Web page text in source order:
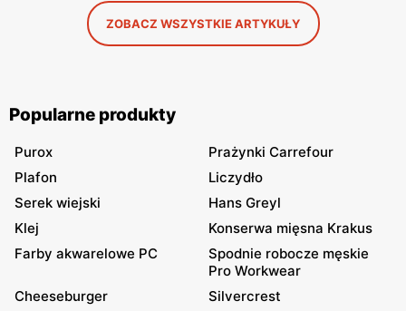
ZOBACZ WSZYSTKIE ARTYKUŁY
Popularne produkty
Purox
Prażynki Carrefour
Plafon
Liczydło
Serek wiejski
Hans Greyl
Klej
Konserwa mięsna Krakus
Farby akwarelowe PC
Spodnie robocze męskie
Pro Workwear
Cheeseburger
Silvercrest